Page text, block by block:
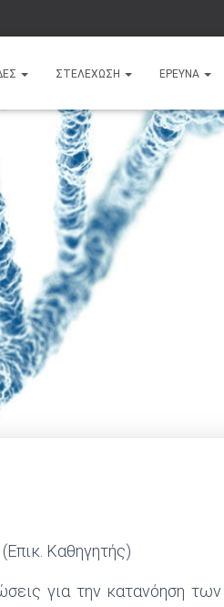
ΣΤΕΛΕΧΩΣΗ ΈΡΕΥΝΑ
Καθηγητής)
για την κατανόηση των